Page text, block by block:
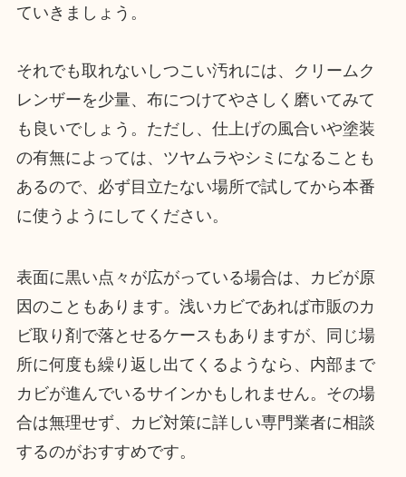
ていきましょう。
それでも取れないしつこい汚れには、クリームク
レンザーを少量、布につけてやさしく磨いてみて
も良いでしょう。ただし、仕上げの風合いや塗装
の有無によっては、ツヤムラやシミになることも
あるので、必ず目立たない場所で試してから本番
に使うようにしてください。
表面に黒い点々が広がっている場合は、カビが原
因のこともあります。浅いカビであれば市販のカ
ビ取り剤で落とせるケースもありますが、同じ場
所に何度も繰り返し出てくるようなら、内部まで
カビが進んでいるサインかもしれません。その場
合は無理せず、カビ対策に詳しい専門業者に相談
するのがおすすめです。